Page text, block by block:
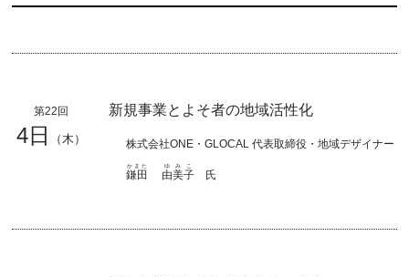
第22回
4日 （木）
新規事業とよそ者の地域活性化
株式会社ONE・GLOCAL 代表取締役・地域デザイナー
鎌田
かまた
由美子
ゆみこ
氏